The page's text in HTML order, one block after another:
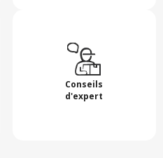
Conseils
d'expert